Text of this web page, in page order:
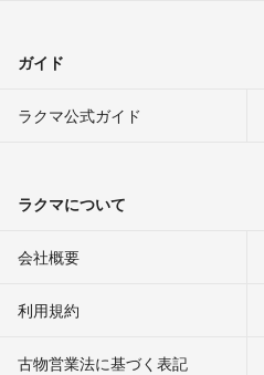
ガイド
ラクマ公式ガイド
ラクマについて
会社概要
利用規約
古物営業法に基づく表記